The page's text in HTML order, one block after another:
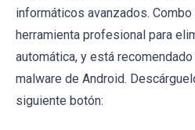
informáticos avanzados. Combo
herramienta profesional para
automática, y está recomendado
malware de Android.
siguiente botón: